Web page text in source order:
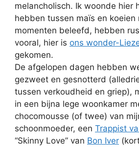
melancholisch. Ik woonde hier
hebben tussen maïs en koeien
momenten beleefd, hebben
vooral, hier is ons wonder-
gekomen.
De afgelopen dagen hebben
gezweet en gesnotterd
tussen verkoudheid en griep),
in een bijna lege woonkamer
chocomousse (of twee) van
schoonmoeder, een Trappist
“Skinny Love” van Bon Iver